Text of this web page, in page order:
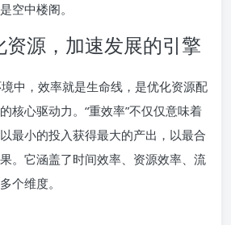
空中楼阁。
源，加速发展的引擎
中，效率就是生命线，是优化资源配
核心驱动力。“重效率”不仅仅意味着
最小的投入获得最大的产出，以最合
。它涵盖了时间效率、资源效率、流
个维度。